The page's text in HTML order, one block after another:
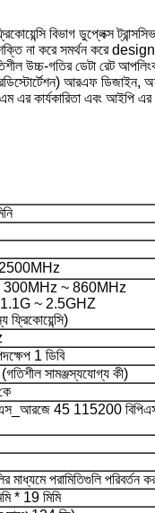
বিভাগ ডুপ্লেক্স
না করে সমর্থন করে
উচ্চ-গতির ডেটা রেট
আরএফ
এর কার্যকারিতা এবং আইপি
300MHz ~ 860MHz
1.1G ~ 2.5GHZ
ফ্রিকোয়েন্সি)
1 ডিবি
সামঞ্জস্যযোগ্য কী)
45 115200
মাধ্যমে পরামিতিগুলি পরিবর্তন
* 19 মিমি